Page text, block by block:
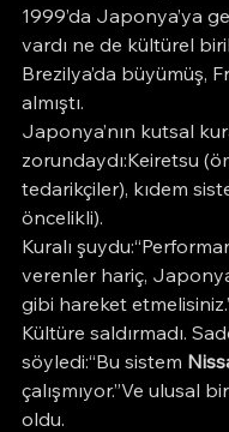
1999’da Japonya’ya
vardı ne de kültürel
Brezilya’da büyümüş,
almıştı.
Japonya’nın kutsal
zorundaydı:Keiretsu
tedarikçiler), kıdem
öncelikli).
Kuralı
verenler hariç,
gibi hareket
Kültüre saldırmadı.
söyledi:“Bu sistem
çalışmıyor.”Ve ulusal
oldu.